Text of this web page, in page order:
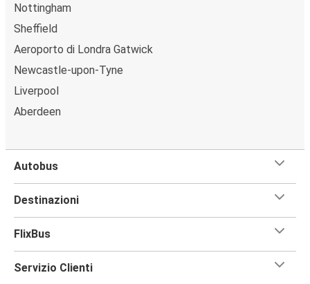
Nottingham
Sheffield
Aeroporto di Londra Gatwick
Newcastle-upon-Tyne
Liverpool
Aberdeen
Autobus
Destinazioni
FlixBus
Servizio Clienti